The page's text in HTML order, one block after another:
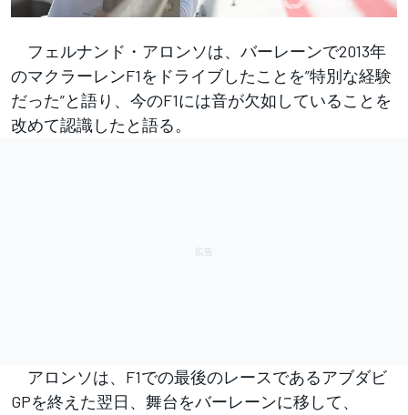
フェルナンド・アロンソは、バーレーンで2013年
のマクラーレンF1をドライブしたことを”特別な経験
だった”と語り、今のF1には音が欠如していることを
改めて認識したと語る。
アロンソは、F1での最後のレースであるアブダビ
GPを終えた翌日、舞台をバーレーンに移して、